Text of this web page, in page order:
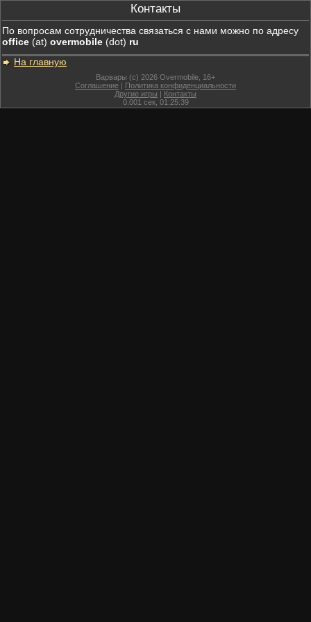
Контакты
По вопросам сотрудничества связаться с нами можно по адресу
office (at) overmobile (dot) ru
На главную
Варвары (c) 2026 Overmobile, 16+
Соглашение | Политика конфиденциальности
Другие игры | Контакты
0.001 сек, 01:25:39